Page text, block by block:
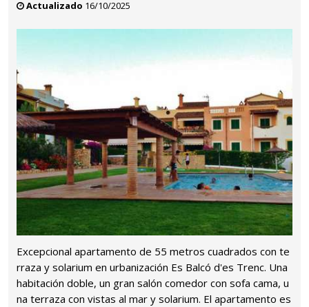
Actualizado 16/10/2025
Excepcional apartamento de 55 metros cuadrados con te
rraza y solarium en urbanización Es Balcó d'es Trenc. Una
habitación doble, un gran salón comedor con sofa cama, u
na terraza con vistas al mar y solarium. El apartamento es